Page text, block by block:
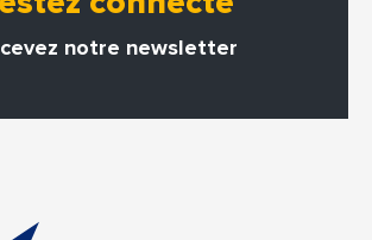
notre newsletter